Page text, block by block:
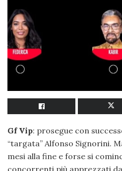
Gf Vip: prosegue con
“targata” Alfonso Signorini.
mesi alla fine e forse si